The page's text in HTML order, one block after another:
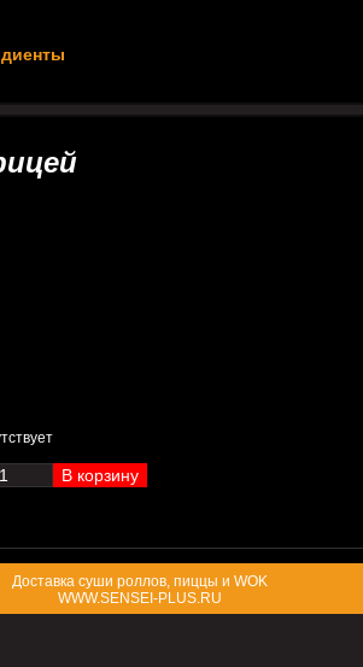
Доставка суши роллов, пиццы и WOK
WWW.SENSEI-PLUS.RU